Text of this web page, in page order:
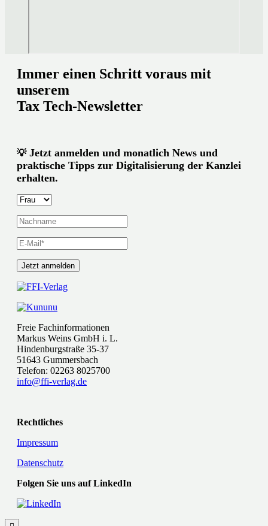
Immer einen Schritt voraus mit
unserem
Tax Tech-Newsletter
💡Jetzt anmelden und monatlich News und
praktische Tipps zur Digitalisierung der Kanzlei
erhalten.
Freie Fachinformationen
Markus Weins GmbH i. L.
Hindenburgstraße 35-37
51643 Gummersbach
Telefon: 02263 8025700
info@ffi-verlag.de
Rechtliches
Impressum
Datenschutz
Folgen Sie uns auf LinkedIn